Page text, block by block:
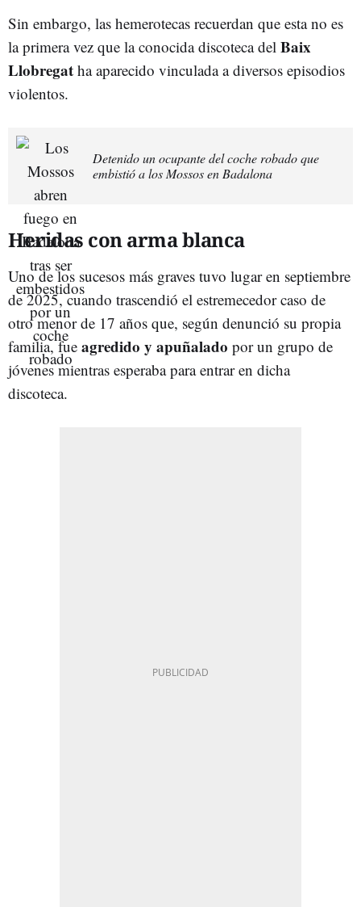
Sin embargo, las hemerotecas recuerdan que esta no es
la primera vez que la conocida discoteca del Baix
Llobregat ha aparecido vinculada a diversos episodios
violentos.
Detenido un ocupante del coche robado que
embistió a los Mossos en Badalona
Heridas con arma blanca
Uno de los sucesos más graves tuvo lugar en septiembre
de 2025, cuando trascendió el estremecedor caso de
otro menor de 17 años que, según denunció su propia
familia, fue agredido y apuñalado por un grupo de
jóvenes mientras esperaba para entrar en dicha
discoteca.